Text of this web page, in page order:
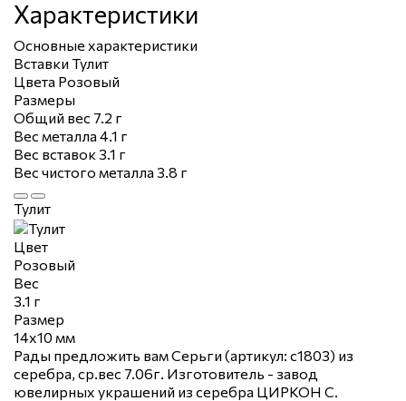
Характеристики
Основные характеристики
Вставки Тулит
Цвета Розовый
Размеры
Общий вес 7.2 г
Вес металла 4.1 г
Вес вставок3.1 г
Вес чистого металла 3.8 г
Тулит
Цвет
Розовый
Вес
3.1 г
Размер
14х10 мм
Рады предложить вам Серьги (артикул: с1803) из
серебра, ср.вес 7.06г. Изготовитель - завод
ювелирных украшений из серебра ЦИРКОН С.